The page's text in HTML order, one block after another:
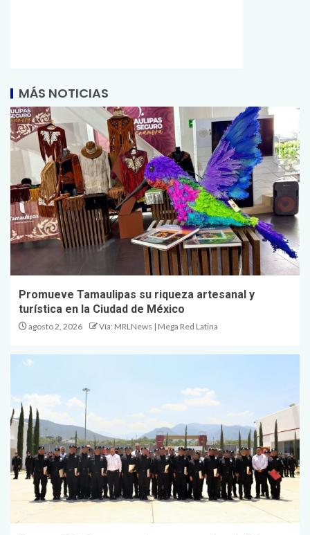
MÁS NOTICIAS
Promueve Tamaulipas su riqueza artesanal y
turística en la Ciudad de México
agosto 2, 2026 Vía: MRLNews | Mega Red Latina